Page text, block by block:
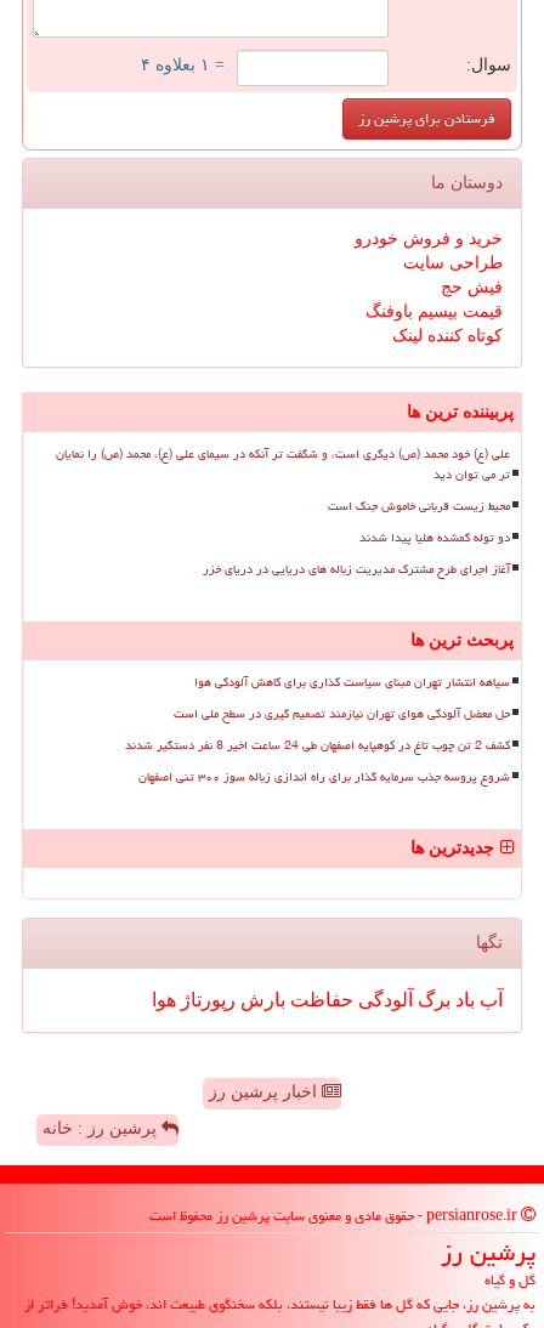
سوال: = ۱ بعلاوه ۴
دوستان ما
خرید و فروش خودرو
طراحی سایت
فیش حج
قیمت بیسیم باوفنگ
کوتاه کننده لینک
پربیننده ترین ها
علی (ع) خود محمد (ص) دیگری است، و شگفت تر آنکه در سیمای علی (ع)، محمد (ص) را نمایان
تر می توان دید
محیط زیست قربانی خاموش جنگ است
دو توله گمشده هلیا پیدا شدند
آغاز اجرای طرح مشترک مدیریت زباله های دریایی در دریای خزر
پربحث ترین ها
سیاهه انتشار تهران مبنای سیاست گذاری برای کاهش آلودگی هوا
حل معضل آلودگی هوای تهران نیازمند تصمیم گیری در سطح ملی است
کشف 2 تن چوب تاغ در کوهپایه اصفهان طی 24 ساعت اخیر 8 نفر دستگیر شدند
شروع پروسه جذب سرمایه گذار برای راه اندازی زباله سوز ۳۰۰ تنی اصفهان
جدیدترین ها
تگها
آب باد برگ آلودگی حفاظت بارش رپورتاژ هوا
اخبار پرشین رز
پرشین رز : خانه
پرشین رز
گل و گیاه
به پرشین رز، جایی که گل ها فقط زیبا نیستند، بلکه سخنگوی طبیعت اند، خوش آمدید! فراتر از